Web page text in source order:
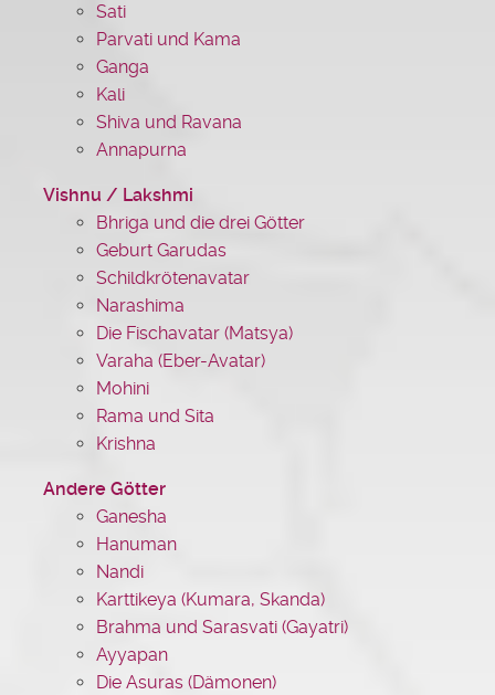
Sati
Parvati und Kama
Ganga
Kali
Shiva und Ravana
Annapurna
Vishnu / Lakshmi
Bhriga und die drei Götter
Geburt Garudas
Schildkrötenavatar
Narashima
Die Fischavatar (Matsya)
Varaha (Eber-Avatar)
Mohini
Rama und Sita
Krishna
Andere Götter
Ganesha
Hanuman
Nandi
Karttikeya (Kumara, Skanda)
Brahma und Sarasvati (Gayatri)
Ayyapan
Die Asuras (Dämonen)